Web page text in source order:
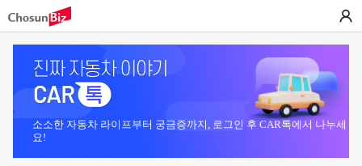
소소한 자동차 라이프부터 궁금증까지, 로그인 후 CAR톡에서 나누세
요!